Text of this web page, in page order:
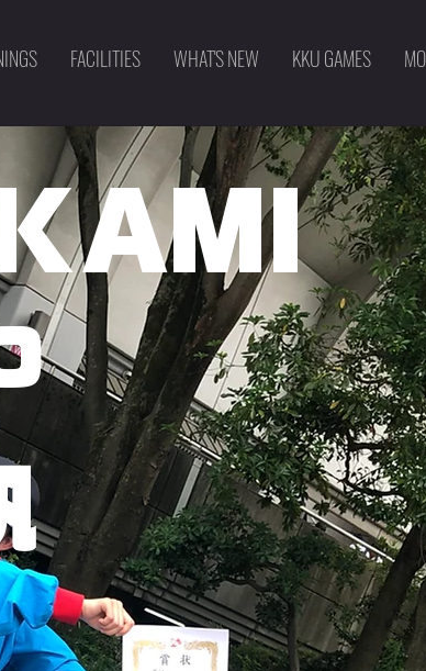
FACILITIES WHAT'S NEW KKU GAMES